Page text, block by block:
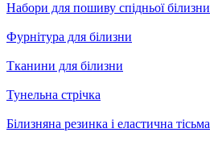
Набори для пошиву спідньої білизни
Фурнітура для білизни
Тканини для білизни
Тунельна стрічка
Білизняна резинка і еластична тісьма